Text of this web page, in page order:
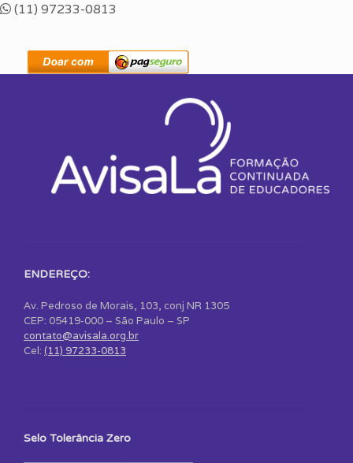
(11) 97233-0813
ENDEREÇO:
Av. Pedroso de Morais, 103, conj NR 1305
CEP: 05419-000 – São Paulo – SP
contato@avisala.org.br
Cel: (11) 97233-0813
Selo Tolerância Zero